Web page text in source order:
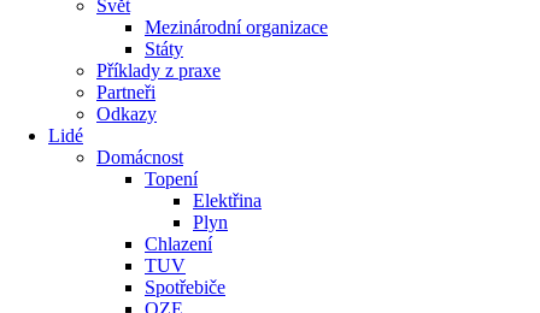
Svět
Mezinárodní organizace
Státy
Příklady z praxe
Partneři
Odkazy
Lidé
Domácnost
Topení
Elektřina
Plyn
Chlazení
TUV
Spotřebiče
OZE